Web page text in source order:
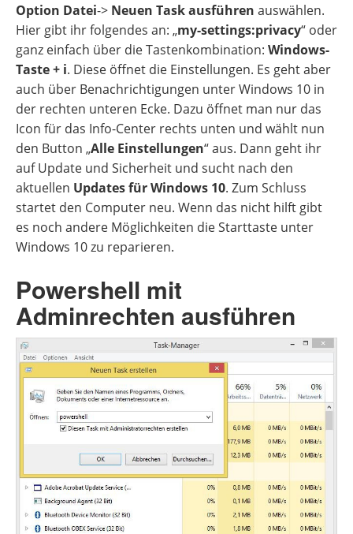
Option Datei-> Neuen Task ausführen auswählen.
Hier gibt ihr folgendes an: „my-settings:privacy“ oder
ganz einfach über die Tastenkombination: Windows-
Taste + i. Diese öffnet die Einstellungen. Es geht aber
auch über Benachrichtigungen unter Windows 10 in
der rechten unteren Ecke. Dazu öffnet man nur das
Icon für das Info-Center rechts unten und wählt nun
den Button „Alle Einstellungen“ aus. Dann geht ihr
auf Update und Sicherheit und sucht nach den
aktuellen Updates für Windows 10. Zum Schluss
startet den Computer neu. Wenn das nicht hilft gibt
es noch andere Möglichkeiten die Starttaste unter
Windows 10 zu reparieren.
Powershell mit
Adminrechten ausführen